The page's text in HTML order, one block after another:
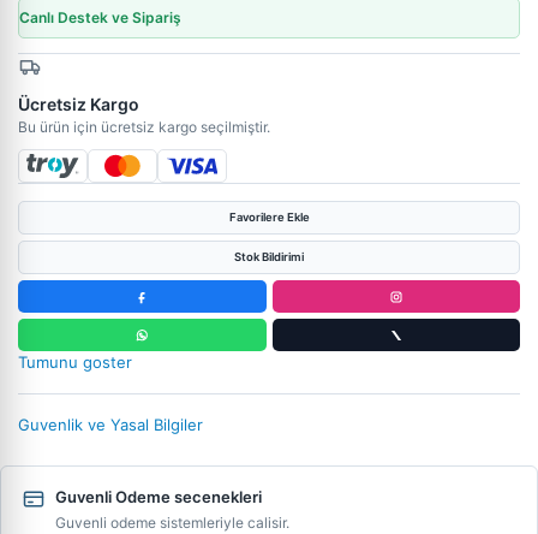
Canlı Destek ve Sipariş
Ücretsiz Kargo
Bu ürün için ücretsiz kargo seçilmiştir.
Favorilere Ekle
Stok Bildirimi
Tumunu goster
Guvenlik ve Yasal Bilgiler
Guvenli Odeme secenekleri
Guvenli odeme sistemleriyle calisir.